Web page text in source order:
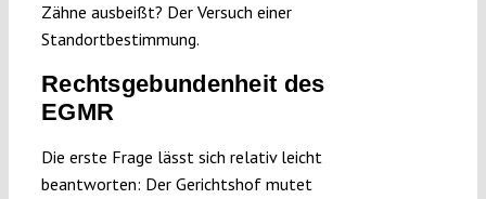
Zähne ausbeißt? Der Versuch einer
Standortbestimmung.
Rechtsgebundenheit des
EGMR
Die erste Frage lässt sich relativ leicht
beantworten: Der Gerichtshof mutet